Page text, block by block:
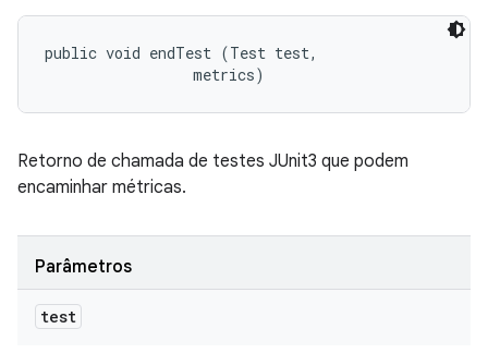
public void endTest (Test test,
metrics)
Retorno de chamada de testes JUnit3 que podem
encaminhar métricas.
Parâmetros
test